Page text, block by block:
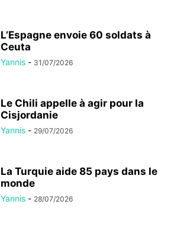
L’Espagne envoie 60 soldats à
Ceuta
Yannis - 31/07/2026
Le Chili appelle à agir pour la
Cisjordanie
Yannis - 29/07/2026
La Turquie aide 85 pays dans le
monde
Yannis - 28/07/2026